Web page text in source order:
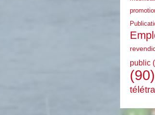
public
(90)